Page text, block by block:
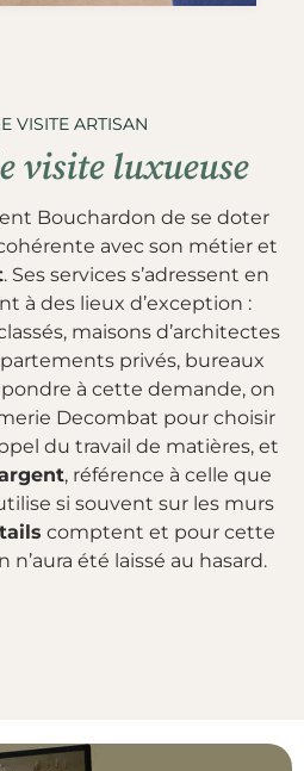
VISITE ARTISAN
visite luxueuse
Bouchardon de se doter
avec son métier et
. Ses services s’adressent en
à des lieux d’exception :
maisons d’architectes
privés, bureaux
à cette demande, on
Decombat pour choisir
du travail de matières, et
, référence à celle que
si souvent sur les murs
comptent et pour cette
été laissé au hasard.